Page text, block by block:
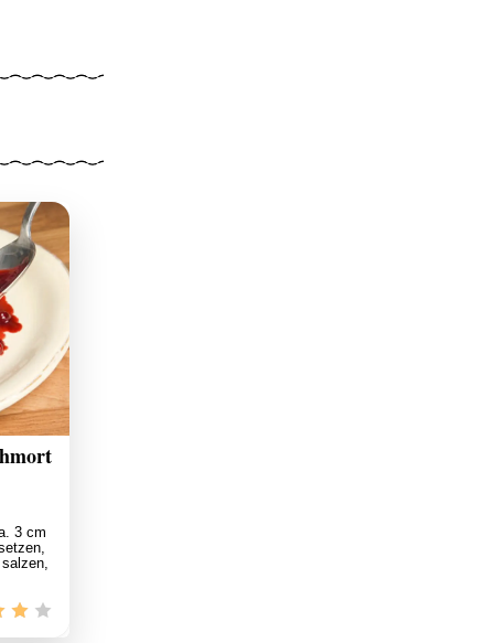
3 cm